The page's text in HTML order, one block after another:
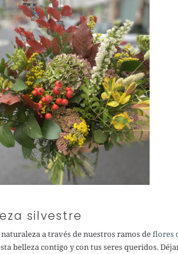
silvestre
a través de nuestros ramos deflores
belleza contigo y con tus seres queridos.